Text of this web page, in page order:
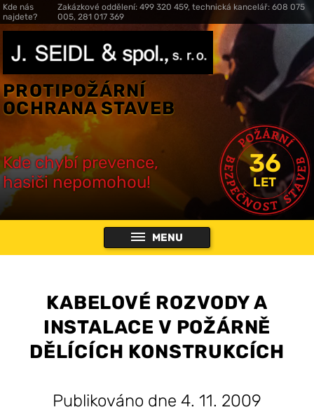
Kde nás
najdete?
Zakázkové oddělení: 499 320 459, technická kancelář: 608 075
005, 281 017 369
PROTIPOŽÁRNÍ
OCHRANA STAVEB
Kde chybí prevence,
hasiči nepomohou!
36
LET
MENU
KABELOVÉ ROZVODY A
INSTALACE V POŽÁRNĚ
DĚLÍCÍCH KONSTRUKCÍCH
Publikováno dne 4. 11. 2009